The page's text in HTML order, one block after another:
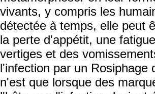
vivants, y compris les
détectée à temps, elle peut
la perte d'appétit, une
vertiges et des
l'infection par un Rosiphage
n'est que lorsque des